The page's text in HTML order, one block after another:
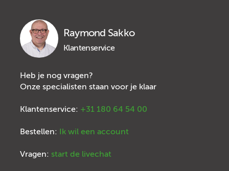
Raymond Sakko
Klantenservice
Heb je nog vragen?
Onze specialisten staan voor je klaar
Klantenservice: +31 180 64 54 00
Bestellen: Ik wil een account
Vragen: start de livechat